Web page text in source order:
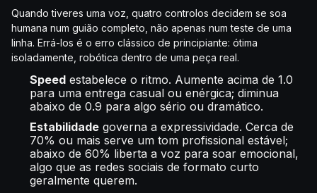
Quando tiveres uma voz, quatro controlos decidem se soa
humana num guião completo, não apenas num teste de uma
linha. Errá-los é o erro clássico de principiante: ótima
isoladamente, robótica dentro de uma peça real.
Speed estabelece o ritmo. Aumente acima de 1.0
para uma entrega casual ou enérgica; diminua
abaixo de 0.9 para algo sério ou dramático.
Estabilidade governa a expressividade. Cerca de
70% ou mais serve um tom profissional estável;
abaixo de 60% liberta a voz para soar emocional,
algo que as redes sociais de formato curto
geralmente querem.